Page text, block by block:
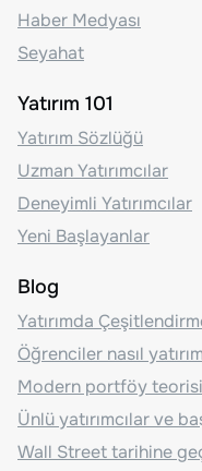
Haber Medyası
Seyahat
Yatırım 101
Yatırım Sözlüğü
Uzman Yatırımcılar
Deneyimli Yatırımcılar
Yeni Başlayanlar
Blog
Yatırımda
Öğrenciler nasıl
Modern portföy
Ünlü yatırımcılar ve
Wall Street tarihine